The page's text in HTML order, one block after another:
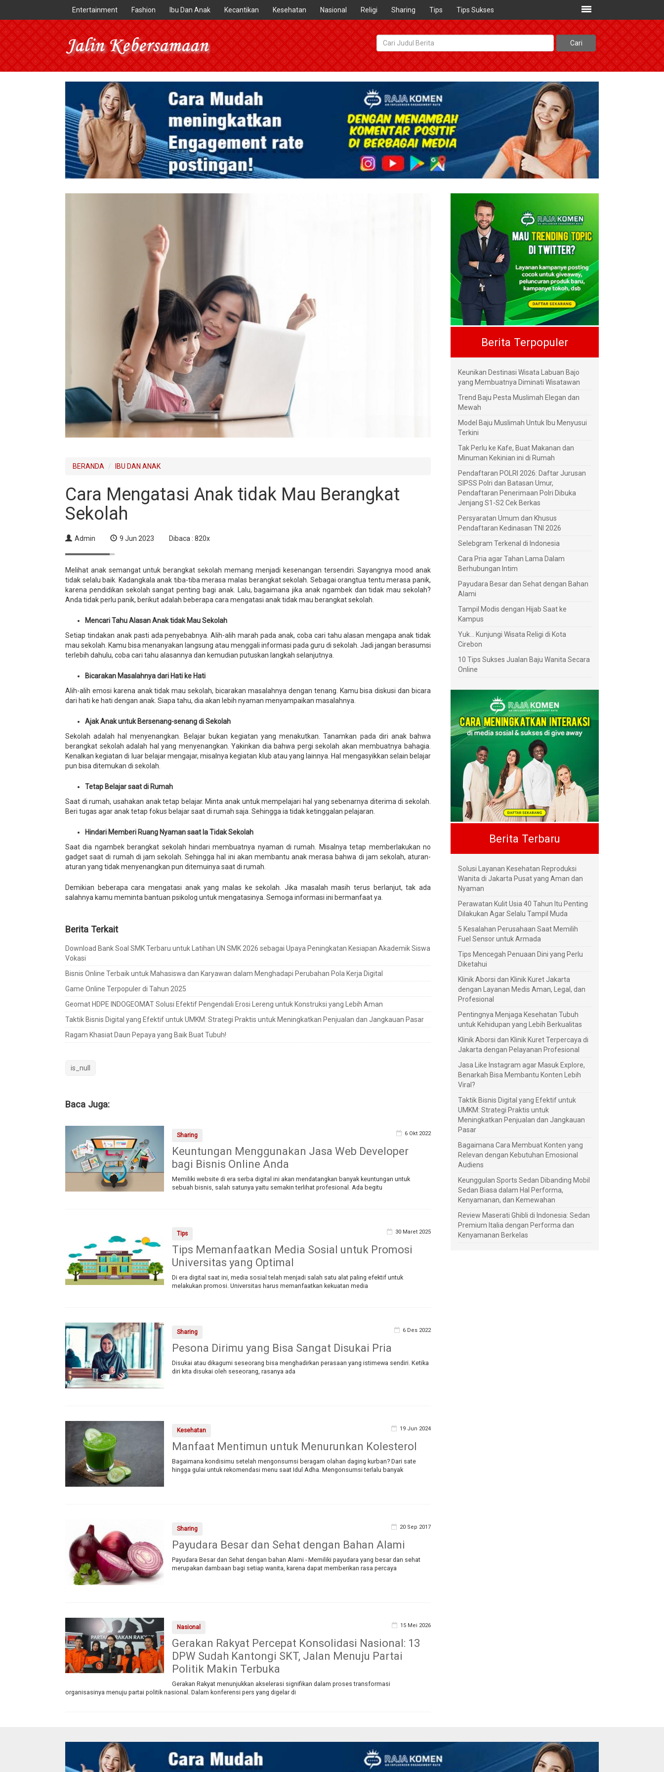
Entertainment Fashion Ibu Dan Anak Kecantikan Kesehatan Nasional Religi Sharing Tips Tips Sukses
BERANDA IBU DAN ANAK
Cara Mengatasi Anak tidak Mau Berangkat
Sekolah
Admin 9 Jun 2023 Dibaca : 820x
Melihat anak semangat untuk berangkat sekolah memang menjadi kesenangan tersendiri. Sayangnya mood anak
tidak selalu baik. Kadangkala anak tiba-tiba merasa malas berangkat sekolah. Sebagai orangtua tentu merasa panik,
karena pendidikan sekolah sangat penting bagi anak. Lalu, bagaimana jika anak ngambek dan tidak mau sekolah?
Anda tidak perlu panik, berikut adalah beberapa cara mengatasi anak tidak mau berangkat sekolah.
Mencari Tahu Alasan Anak tidak Mau Sekolah
Setiap tindakan anak pasti ada penyebabnya. Alih-alih marah pada anak, coba cari tahu alasan mengapa anak tidak
mau sekolah. Kamu bisa menanyakan langsung atau menggali informasi pada guru di sekolah. Jadi jangan berasumsi
terlebih dahulu, coba cari tahu alasannya dan kemudian putuskan langkah selanjutnya.
Bicarakan Masalahnya dari Hati ke Hati
Alih-alih emosi karena anak tidak mau sekolah, bicarakan masalahnya dengan tenang. Kamu bisa diskusi dan bicara
dari hati ke hati dengan anak. Siapa tahu, dia akan lebih nyaman menyampaikan masalahnya.
Ajak Anak untuk Bersenang-senang di Sekolah
Sekolah adalah hal menyenangkan. Belajar bukan kegiatan yang menakutkan. Tanamkan pada diri anak bahwa
berangkat sekolah adalah hal yang menyenangkan. Yakinkan dia bahwa pergi sekolah akan membuatnya bahagia.
Kenalkan kegiatan di luar belajar mengajar, misalnya kegiatan klub atau yang lainnya. Hal mengasyikkan selain belajar
pun bisa ditemukan di sekolah.
Tetap Belajar saat di Rumah
Saat di rumah, usahakan anak tetap belajar. Minta anak untuk mempelajari hal yang sebenarnya diterima di sekolah.
Beri tugas agar anak tetap fokus belajar saat di rumah saja. Sehingga ia tidak ketinggalan pelajaran.
Hindari Memberi Ruang Nyaman saat Ia Tidak Sekolah
Saat dia ngambek berangkat sekolah hindari membuatnya nyaman di rumah. Misalnya tetap memberlakukan no
gadget saat di rumah di jam sekolah. Sehingga hal ini akan membantu anak merasa bahwa di jam sekolah, aturan-
aturan yang tidak menyenangkan pun ditemuinya saat di rumah.
Demikian beberapa cara mengatasi anak yang malas ke sekolah. Jika masalah masih terus berlanjut, tak ada
salahnya kamu meminta bantuan psikolog untuk mengatasinya. Semoga informasi ini bermanfaat ya.
Berita Terkait
Download Bank Soal SMK Terbaru untuk Latihan UN SMK 2026 sebagai Upaya Peningkatan Kesiapan Akademik Siswa
Vokasi
Bisnis Online Terbaik untuk Mahasiswa dan Karyawan dalam Menghadapi Perubahan Pola Kerja Digital
Game Online Terpopuler di Tahun 2025
Geomat HDPE INDOGEOMAT Solusi Efektif Pengendali Erosi Lereng untuk Konstruksi yang Lebih Aman
Taktik Bisnis Digital yang Efektif untuk UMKM: Strategi Praktis untuk Meningkatkan Penjualan dan Jangkauan Pasar
Ragam Khasiat Daun Pepaya yang Baik Buat Tubuh!
is_null
Baca Juga:
Sharing 6 Okt 2022
Keuntungan Menggunakan Jasa Web Developer
bagi Bisnis Online Anda
Memiliki website di era serba digital ini akan mendatangkan banyak keuntungan untuk
sebuah bisnis, salah satunya yaitu semakin terlihat profesional. Ada begitu
Tips 30 Maret 2025
Tips Memanfaatkan Media Sosial untuk Promosi
Universitas yang Optimal
Di era digital saat ini, media sosial telah menjadi salah satu alat paling efektif untuk
melakukan promosi. Universitas harus memanfaatkan kekuatan media
Sharing 6 Des 2022
Pesona Dirimu yang Bisa Sangat Disukai Pria
Disukai atau dikagumi seseorang bisa menghadirkan perasaan yang istimewa sendiri. Ketika
diri kita disukai oleh seseorang, rasanya ada
Kesehatan 19 Jun 2024
Manfaat Mentimun untuk Menurunkan Kolesterol
Bagaimana kondisimu setelah mengonsumsi beragam olahan daging kurban? Dari sate
hingga gulai untuk rekomendasi menu saat Idul Adha. Mengonsumsi terlalu banyak
Sharing 20 Sep 2017
Payudara Besar dan Sehat dengan Bahan Alami
Payudara Besar dan Sehat dengan bahan Alami - Memiliki payudara yang besar dan sehat
merupakan dambaan bagi setiap wanita, karena dapat memberikan rasa percaya
Nasional 15 Mei 2026
Gerakan Rakyat Percepat Konsolidasi Nasional: 13
DPW Sudah Kantongi SKT, Jalan Menuju Partai
Politik Makin Terbuka
Gerakan Rakyat menunjukkan akselerasi signifikan dalam proses transformasi
organisasinya menuju partai politik nasional. Dalam konferensi pers yang digelar di
Berita Terpopuler
Keunikan Destinasi Wisata Labuan Bajo
yang Membuatnya Diminati Wisatawan
Trend Baju Pesta Muslimah Elegan dan
Mewah
Model Baju Muslimah Untuk Ibu Menyusui
Terkini
Tak Perlu ke Kafe, Buat Makanan dan
Minuman Kekinian ini di Rumah
Pendaftaran POLRI 2026: Daftar Jurusan
SIPSS Polri dan Batasan Umur,
Pendaftaran Penerimaan Polri Dibuka
Jenjang S1-S2 Cek Berkas
Persyaratan Umum dan Khusus
Pendaftaran Kedinasan TNI 2026
Selebgram Terkenal di Indonesia
Cara Pria agar Tahan Lama Dalam
Berhubungan Intim
Payudara Besar dan Sehat dengan Bahan
Alami
Tampil Modis dengan Hijab Saat ke
Kampus
Yuk... Kunjungi Wisata Religi di Kota
Cirebon
10 Tips Sukses Jualan Baju Wanita Secara
Online
Berita Terbaru
Solusi Layanan Kesehatan Reproduksi
Wanita di Jakarta Pusat yang Aman dan
Nyaman
Perawatan Kulit Usia 40 Tahun Itu Penting
Dilakukan Agar Selalu Tampil Muda
5 Kesalahan Perusahaan Saat Memilih
Fuel Sensor untuk Armada
Tips Mencegah Penuaan Dini yang Perlu
Diketahui
Klinik Aborsi dan Klinik Kuret Jakarta
dengan Layanan Medis Aman, Legal, dan
Profesional
Pentingnya Menjaga Kesehatan Tubuh
untuk Kehidupan yang Lebih Berkualitas
Klinik Aborsi dan Klinik Kuret Terpercaya di
Jakarta dengan Pelayanan Profesional
Jasa Like Instagram agar Masuk Explore,
Benarkah Bisa Membantu Konten Lebih
Viral?
Taktik Bisnis Digital yang Efektif untuk
UMKM: Strategi Praktis untuk
Meningkatkan Penjualan dan Jangkauan
Pasar
Bagaimana Cara Membuat Konten yang
Relevan dengan Kebutuhan Emosional
Audiens
Keunggulan Sports Sedan Dibanding Mobil
Sedan Biasa dalam Hal Performa,
Kenyamanan, dan Kemewahan
Review Maserati Ghibli di Indonesia: Sedan
Premium Italia dengan Performa dan
Kenyamanan Berkelas